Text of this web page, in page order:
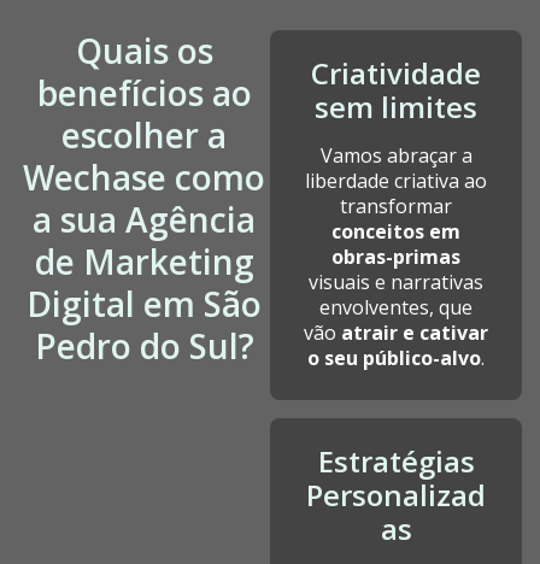
Quais os
benefícios ao
escolher a
Wechase como
a sua Agência
de Marketing
Digital em São
Pedro do Sul?
Criatividade
sem limites
Vamos abraçar a
liberdade criativa ao
transformar
conceitos em
obras-primas
visuais e narrativas
envolventes, que
vão atrair e cativar
o seu público-alvo.
Estratégias
Personalizad
as